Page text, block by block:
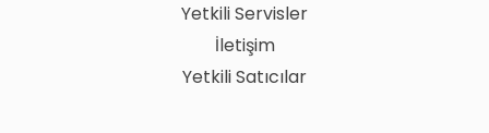
Yetkili Servisler
İletişim
Yetkili Satıcılar